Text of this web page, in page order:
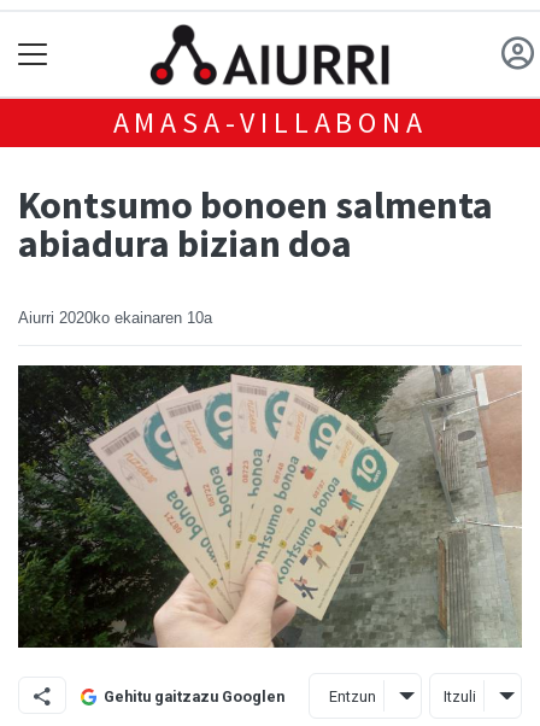
AMASA-VILLABONA
Kontsumo bonoen salmenta
abiadura bizian doa
Aiurri 2020ko ekainaren 10a
Gehitu gaitzazu Googlen Entzun Itzuli